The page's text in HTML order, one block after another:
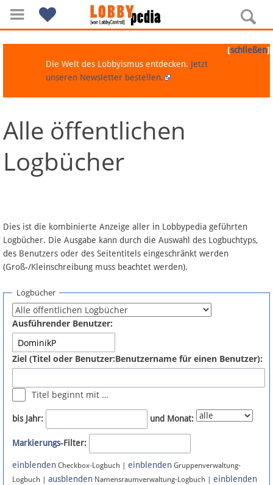
Navigation
Über Lobbypedia
Artikel nach Kategorien
FAQ
Fördermitglied werden
Fehler melden
Newsletter
Bluesky
Facebook
[schließen]
Die Welt des Lobbyismus entdecken. Jetzt
unseren Newsletter bestellen.
Alle öffentlichen
Logbücher
Dies ist die kombinierte Anzeige aller in Lobbypedia geführten
Logbücher. Die Ausgabe kann durch die Auswahl des Logbuchtyps,
des Benutzers oder des Seitentitels eingeschränkt werden
(Groß-/Kleinschreibung muss beachtet werden).
Logbücher
Ausführender Benutzer:
Ziel (Titel oder Benutzer:Benutzername für einen Benutzer):
Titel beginnt mit …
bis Jahr: und Monat:
Markierungs-Filter:
einblenden Checkbox-Logbuch | einblenden Gruppenverwaltung-
Logbuch | ausblenden Namensraumverwaltung-Logbuch | einblenden